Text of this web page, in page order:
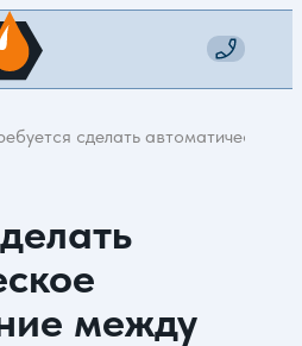
сделать автоматическое
между